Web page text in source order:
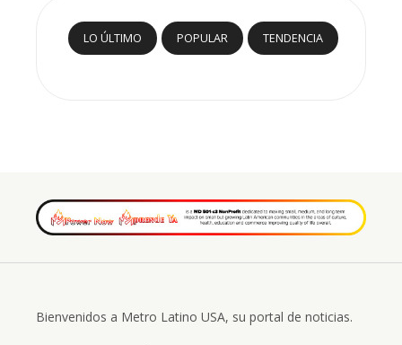
LO ÚLTIMO POPULAR TENDENCIA
Bienvenidos a Metro Latino USA, su portal de noticias.